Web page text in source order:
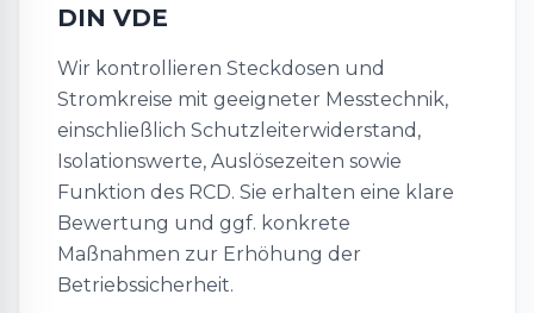
DIN VDE
Wir kontrollieren Steckdosen und
Stromkreise mit geeigneter Messtechnik,
einschließlich Schutzleiterwiderstand,
Isolationswerte, Auslösezeiten sowie
Funktion des RCD. Sie erhalten eine klare
Bewertung und ggf. konkrete
Maßnahmen zur Erhöhung der
Betriebssicherheit.